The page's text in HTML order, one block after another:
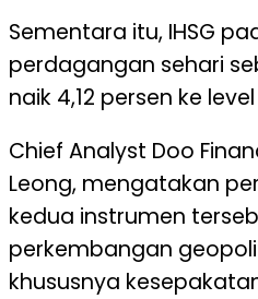
Sementara itu, IHSG
perdagangan sehari
naik 4,12 persen ke
Chief Analyst Doo
Leong, mengatakan
kedua instrumen
perkembangan
khususnya